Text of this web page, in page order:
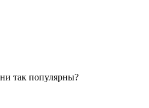
так популярны?